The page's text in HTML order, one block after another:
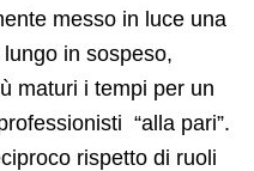
messo in luce una
in sospeso,
maturi i tempi per un
“alla pari”.
rispetto di ruoli